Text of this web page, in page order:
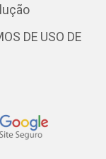
DE USO DE